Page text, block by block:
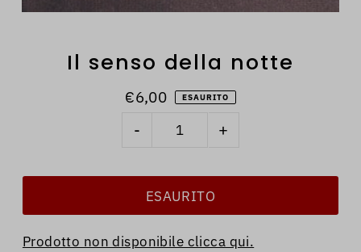
Il senso della notte
€6,00 ESAURITO
- +
Prodotto non disponibile clicca qui.